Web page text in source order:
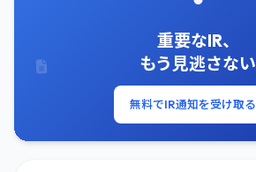
重要なIR、
もう見逃さない
無料でIR通知を受け取る